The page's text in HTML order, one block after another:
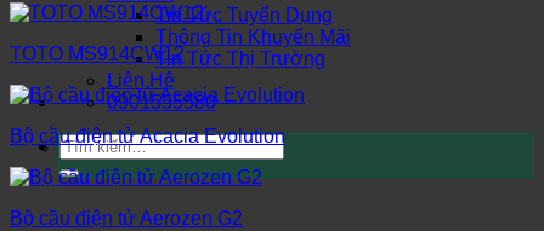
Tin Tức Tuyển Dụng
Thông Tin Khuyến Mãi
Tin Tức Thị Trường
Liên Hệ
0901555580
Tìm
kiếm:
TOTO MS914CW12
Bộ cầu điện tử Acacia Evolution
Bộ cầu điện tử Aerozen G2